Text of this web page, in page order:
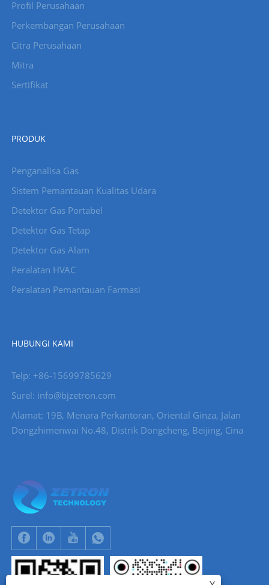
Profil Perusahaan
Perkembangan Perusahaan
Citra Perusahaan
Mitra
Sertifikat
PRODUK
Penganalisa Gas
Sistem Pemantauan Kualitas Udara
Detektor Gas Portabel
Detektor Gas Tetap
Detektor Gas Alam
Peralatan HVAC
Peralatan Pemantauan Farmasi
HUBUNGI KAMI
Telp: +86-15699785629
Surel: info@bjzetron.com
Alamat: 19B, Menara Perkantoran, Oriental Ginza, Jalan
Dongzhimenwai No.48, Distrik Dongcheng, Beijing, Cina